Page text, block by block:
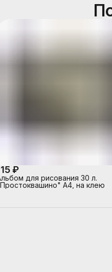
₽
для рисования 30 л.
А4, на клею